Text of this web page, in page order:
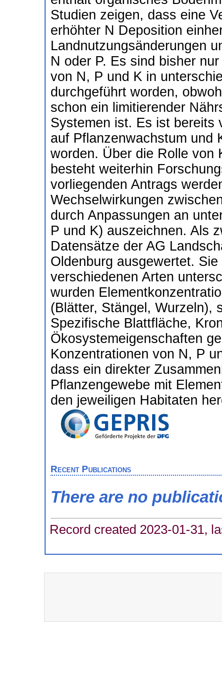
Studien zeigen, dass eine
erhöhter N Deposition
Landnutzungsänderungen
N oder P. Es sind bisher
von N, P und K in
durchgeführt worden,
schon ein limitierender
Systemen ist. Es ist bereits
auf Pflanzenwachstum und
worden. Über die Rolle von
besteht weiterhin
vorliegenden Antrags
Wechselwirkungen
durch Anpassungen an
P und K) auszeichnen. Als
Datensätze der AG
Oldenburg ausgewertet.
verschiedenen Arten
wurden
(Blätter, Stängel, Wurzeln),
Spezifische Blattfläche,
Ökosystemeigenschaften
Konzentrationen von N, P
dass ein direkter
Pflanzengewebe mit
den jeweiligen Habitaten
Recent Publications
There are no
Record created 2023-01-31,